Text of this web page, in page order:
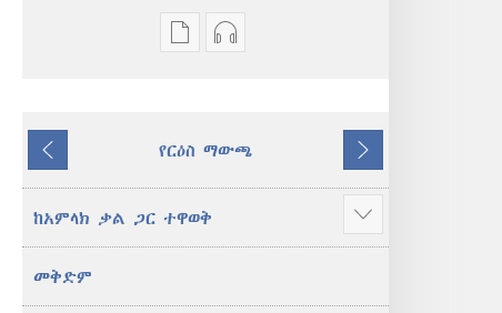
የሕትመት
አማራጮች
ኦዲዮዎችን
አዲስ
ተመለስ
የርዕስ ማውጫ
ቀጥል
ከአምላክ ቃል ጋር ተዋወቅ
አሳይ
መቅድም